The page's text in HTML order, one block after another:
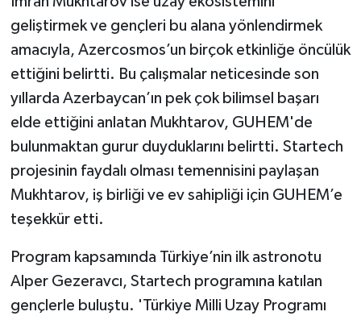
geliştirmek ve gençleri bu alana yönlendirmek
amacıyla, Azercosmos’un birçok etkinliğe öncülük
ettiğini belirtti. Bu çalışmalar neticesinde son
yıllarda Azerbaycan’ın pek çok bilimsel başarı
elde ettiğini anlatan Mukhtarov, GUHEM'de
bulunmaktan gurur duyduklarını belirtti. Startech
projesinin faydalı olması temennisini paylaşan
Mukhtarov, iş birliği ve ev sahipliği için GUHEM’e
teşekkür etti.
Program kapsamında Türkiye’nin ilk astronotu
Alper Gezeravcı, Startech programına katılan
gençlerle buluştu. 'Türkiye Milli Uzay Programı